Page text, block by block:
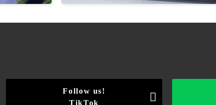
Follow us!
TikTok
